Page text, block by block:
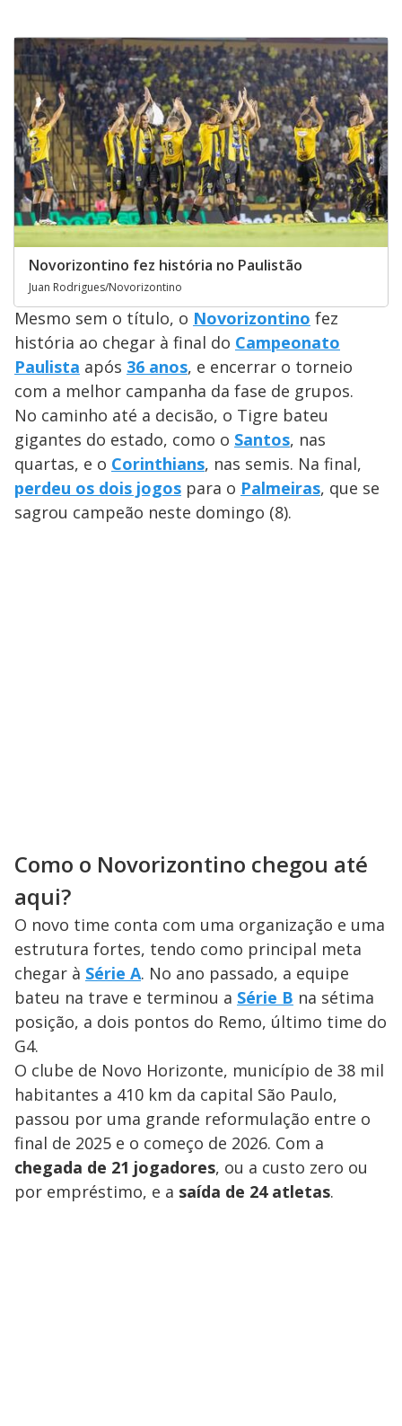
Novorizontino fez história no Paulistão
Juan Rodrigues/Novorizontino
Mesmo sem o título, o Novorizontino fez
história ao chegar à final do Campeonato
Paulista após 36 anos, e encerrar o torneio
com a melhor campanha da fase de grupos.
No caminho até a decisão, o Tigre bateu
gigantes do estado, como o Santos, nas
quartas, e o Corinthians, nas semis. Na final,
perdeu os dois jogos para o Palmeiras, que se
sagrou campeão neste domingo (8).
Como o Novorizontino chegou até
aqui?
O novo time conta com uma organização e uma
estrutura fortes, tendo como principal meta
chegar à Série A. No ano passado, a equipe
bateu na trave e terminou a Série B na sétima
posição, a dois pontos do Remo, último time do
G4.
O clube de Novo Horizonte, município de 38 mil
habitantes a 410 km da capital São Paulo,
passou por uma grande reformulação entre o
final de 2025 e o começo de 2026. Com a
chegada de 21 jogadores, ou a custo zero ou
por empréstimo, e a saída de 24 atletas.